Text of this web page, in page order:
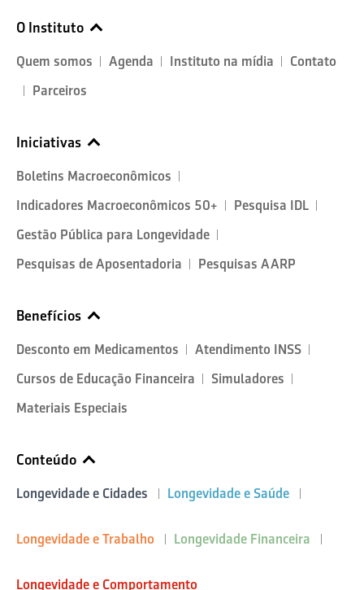
O Instituto
Quem somos Agenda Instituto na mídia
Contato
Parceiros
Iniciativas
Boletins Macroeconômicos
Indicadores Macroeconômicos 50+
Pesquisa IDL
Gestão Pública para Longevidade
Pesquisas de Aposentadoria
Pesquisas AARP
Benefícios
Desconto em Medicamentos
Atendimento INSS
Cursos de Educação Financeira
Simuladores
Materiais Especiais
Conteúdo
Longevidade e Cidades Longevidade e Saúde
Longevidade e Trabalho Longevidade Financeira
Longevidade e Comportamento